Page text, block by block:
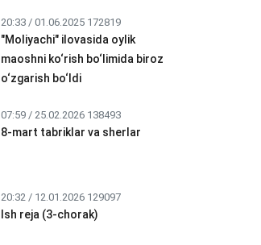
20:33 / 01.06.2025 172819
"Moliyachi" ilovasida oylik
maoshni ko‘rish bo‘limida biroz
o‘zgarish bo‘ldi
07:59 / 25.02.2026 138493
8-mart tabriklar va sherlar
20:32 / 12.01.2026 129097
Ish reja (3-chorak)